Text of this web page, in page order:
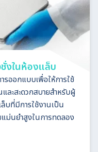
ชั่งในห้องแล็บ
รออกแบบเพื่อให้การใช้
ละสะดวกสบายสำหรับผู้
บที่มีการใช้งานเป็น
ม่นยำสูงในการทดลอง